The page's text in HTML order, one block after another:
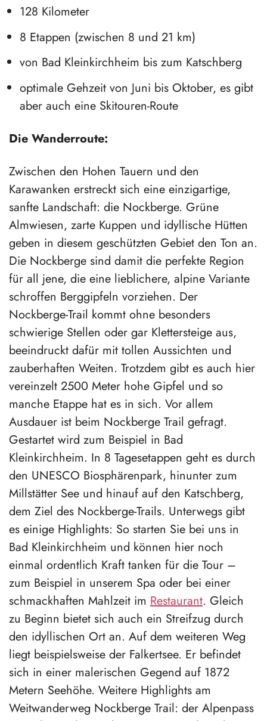
128 Kilometer
8 Etappen (zwischen 8 und 21 km)
von Bad Kleinkirchheim bis zum Katschberg
optimale Gehzeit von Juni bis Oktober, es gibt
aber auch eine Skitouren-Route
Die Wanderroute:
Zwischen den Hohen Tauern und den
Karawanken erstreckt sich eine einzigartige,
sanfte Landschaft: die Nockberge. Grüne
Almwiesen, zarte Kuppen und idyllische Hütten
geben in diesem geschützten Gebiet den Ton an.
Die Nockberge sind damit die perfekte Region
für all jene, die eine lieblichere, alpine Variante
schroffen Berggipfeln vorziehen. Der
Nockberge-Trail kommt ohne besonders
schwierige Stellen oder gar Klettersteige aus,
beeindruckt dafür mit tollen Aussichten und
zauberhaften Weiten. Trotzdem gibt es auch hier
vereinzelt 2500 Meter hohe Gipfel und so
manche Etappe hat es in sich. Vor allem
Ausdauer ist beim Nockberge Trail gefragt.
Gestartet wird zum Beispiel in Bad
Kleinkirchheim. In 8 Tagesetappen geht es durch
den UNESCO Biosphärenpark, hinunter zum
Millstätter See und hinauf auf den Katschberg,
dem Ziel des Nockberge-Trails. Unterwegs gibt
es einige Highlights: So starten Sie bei uns in
Bad Kleinkirchheim und können hier noch
einmal ordentlich Kraft tanken für die Tour –
zum Beispiel in unserem Spa oder bei einer
schmackhaften Mahlzeit im Restaurant. Gleich
zu Beginn bietet sich auch ein Streifzug durch
den idyllischen Ort an. Auf dem weiteren Weg
liegt beispielsweise der Falkertsee. Er befindet
sich in einer malerischen Gegend auf 1872
Metern Seehöhe. Weitere Highlights am
Weitwanderweg Nockberge Trail: der Alpenpass